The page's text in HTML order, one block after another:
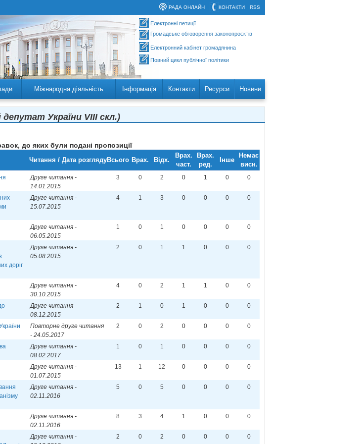
RSS
КОНТАКТИ
РАДА ОНЛАЙН
Електронні петиції
Громадське обговорення законопроєктів
Електронний кабінет громадянина
Повний цикл публічної політики
Міжнародна діяльність Інформація Контакти Ресурси Новини
України VIII скл.)
до яких були подані пропозиції
Читання / Дата розглядуВсього Врах. Відх.
Врах.
част.
Врах.
ред.
Інше
Немає
висн.
Друге читання -
14.01.2015
3 0 2 0 1 0 0
Друге читання -
15.07.2015
4 1 3 0 0 0 0
Друге читання -
06.05.2015
1 0 1 0 0 0 0
доріг
Друге читання -
05.08.2015
2 0 1 1 0 0 0
Друге читання -
30.10.2015
4 0 2 1 1 0 0
Друге читання -
08.12.2015
2 1 0 1 0 0 0
Повторне друге читання
- 24.05.2017
2 0 2 0 0 0 0
Друге читання -
08.02.2017
1 0 1 0 0 0 0
Друге читання -
01.07.2015
13 1 12 0 0 0 0
Друге читання -
02.11.2016
5 0 5 0 0 0 0
Друге читання -
02.11.2016
8 3 4 1 0 0 0
Друге читання -
2 0 2 0 0 0 0